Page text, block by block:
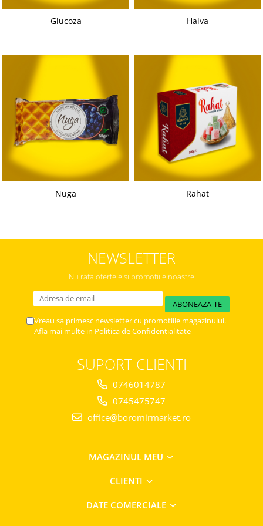
Cozo-Bun
Cozonac Cadou
Cozonac Royal
Cozonac Imperial
Cofetarie
Ciocolata
Salam de biscuiti
Fursecuri
Creme tartinabile
Prajituri artizanale
Chec cu iaurt
Checurile Royal
Prajituri
Prajituri Fabrica de Amandine
Prajituri nuci
Prajitura ingerilor
Prajituri Red Collection
Glucoza Halva
Nuga Rahat
NEWSLETTER
Nu rata ofertele si promotiile noastre
Vreau sa primesc newsletter cu promotiile magazinului.
Afla mai multe in Politica de Confidentialitate
SUPORT CLIENTI
0746014787
0745475747
office@boromirmarket.ro
MAGAZINUL MEU
CLIENTI
DATE COMERCIALE